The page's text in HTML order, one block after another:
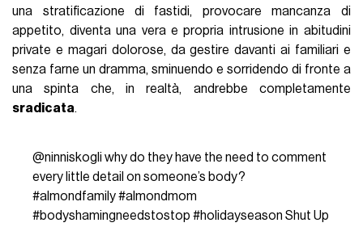
una stratificazione di fastidi, provocare mancanza di
appetito, diventa una vera e propria intrusione in abitudini
private e magari dolorose, da gestire davanti ai familiari e
senza farne un dramma, sminuendo e sorridendo di fronte a
una spinta che, in realtà, andrebbe completamente
sradicata.
@ninniskogli why do they have the need to comment
every little detail on someone’s body?
#almondfamily#almondmom
#bodyshamingneedstostop #holidayseason Shut Up